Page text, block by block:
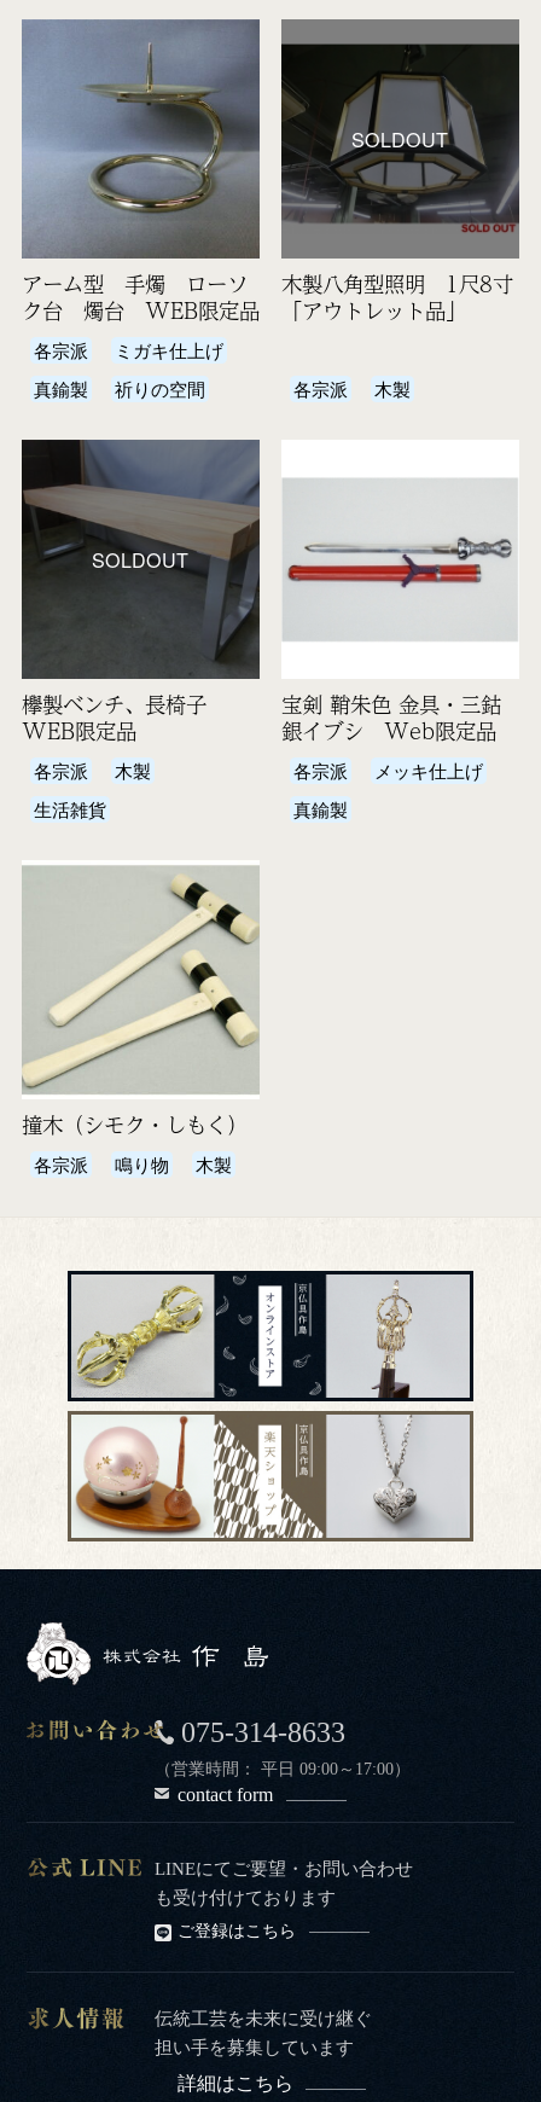
アーム型 手燭 ローソ
ク台 燭台 WEB限定品
各宗派
ミガキ仕上げ
真鍮製
祈りの空間
SOLDOUT
木製八角型照明 1尺8寸
「アウトレット品」
各宗派 木製
SOLDOUT
欅製ベンチ、長椅子
WEB限定品
各宗派
木製
生活雑貨
宝剣 鞘朱色 金具・三鈷
銀イブシ Web限定品
各宗派
メッキ仕上げ
真鍮製
撞木（シモク・しもく）
各宗派 鳴り物 木製
075-314-8633
（営業時間： 平日 09:00～17:00）
contact form
LINEにてご要望・お問い合わせ
も受け付けております
ご登録はこちら
伝統工芸を未来に受け継ぐ
担い手を募集しています
詳細はこちら